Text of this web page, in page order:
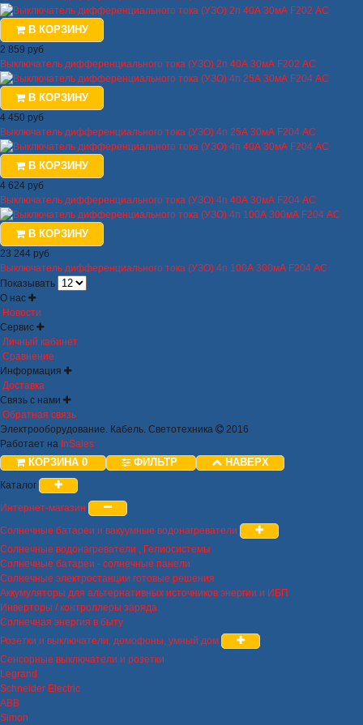
В КОРЗИНУ
2 859 руб
Выключатель дифференциального тока (УЗО) 2п 40А 30мА F202 АС
В КОРЗИНУ
4 450 руб
Выключатель дифференциального тока (УЗО) 4п 25А 30мА F204 АС
В КОРЗИНУ
4 624 руб
Выключатель дифференциального тока (УЗО) 4п 40А 30мА F204 АС
В КОРЗИНУ
23 244 руб
Выключатель дифференциального тока (УЗО) 4п 100А 300мА F204 АС
Показывать
О нас
Новости
Сервис
Личный кабинет
Сравнение
Информация
Доставка
Связь с нами
Обратная связь
Электрооборудование. Кабель. Светотехника
2016
Работает на InSales
КОРЗИНА 0 ФИЛЬТР НАВЕРХ
Каталог
Интернет-магазин
Солнечные батареи и вакуумные водонагреватели
Солнечные водонагреватели , Гелиосистемы
Солнечные батареи - солнечные панели
Солнечные электростанции готовые решения
Аккумуляторы для альтернативных источников энергии и ИБП
Инверторы / контроллеры заряда
Солнечная энергия в быту
Розетки и выключатели, домофоны, умный дом
Сенсорные выключатели и розетки
Legrand
Schneider Electric
ABB
Simon